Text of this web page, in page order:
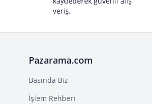
veriş.
Pazarama.com
Basında Biz
İşlem Rehberi